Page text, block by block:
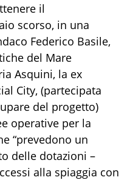
il
scorso, in una
Federico Basile,
del Mare
Asquini, la ex
City, (partecipata
del progetto)
operative per la
“prevedono un
delle dotazioni –
alla spiaggia con